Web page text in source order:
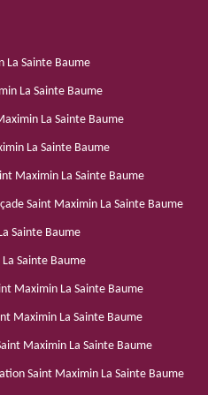
La Sainte Baume
La Sainte Baume
La Sainte Baume
La Sainte Baume
Maximin La Sainte Baume
Saint Maximin La Sainte Baume
Sainte Baume
Sainte Baume
Maximin La Sainte Baume
Maximin La Sainte Baume
Maximin La Sainte Baume
Saint Maximin La Sainte Baume